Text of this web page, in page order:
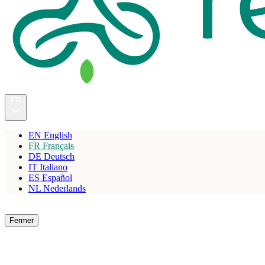
EN English
FR Français
DE Deutsch
IT Italiano
ES Español
NL Nederlands
Fermer